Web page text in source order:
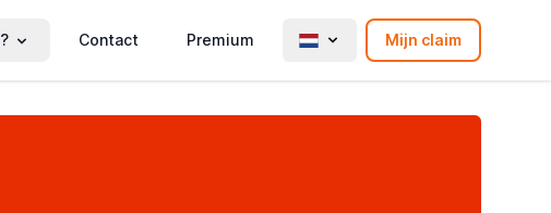
Contact Premium Mijn claim